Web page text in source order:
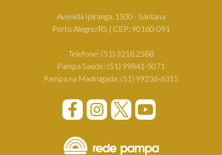
Avenida Ipiranga, 1500 - Santana
Porto Alegre/RS | CEP: 90160-091
Telefone: (51) 3218.2588
Pampa Saúde: (51) 99841-5071
Pampa na Madrugada: (51) 99236-6315